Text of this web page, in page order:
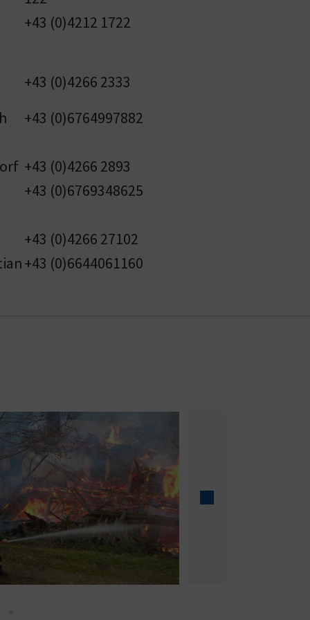
+43 (0)4212 1722
+43 (0)4266 2333
+43 (0)6764997882
+43 (0)4266 2893
+43 (0)6769348625
+43 (0)4266 27102
+43 (0)6644061160
version